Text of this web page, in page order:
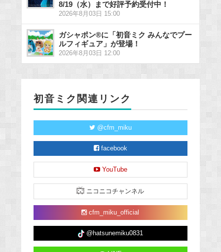
8/19（水）まで好評予約受付中！
2026年8月03日 15:00
ガシャポン®に「初音ミク みんなでプー
ルフィギュア」が登場！
2026年8月03日 12:00
初音ミク関連リンク
@cfm_miku
facebook
YouTube
ニコニコチャンネル
cfm_miku_official
@hatsunemiku0831